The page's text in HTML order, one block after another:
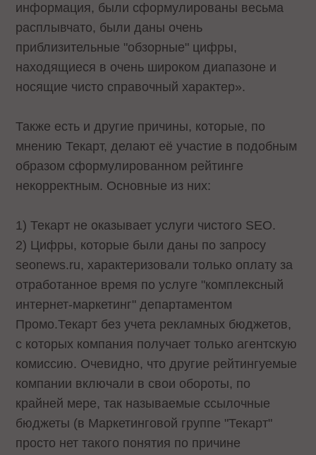
информация, были сформулированы весьма
расплывчато, были даны очень
приблизительные "обзорные" цифры,
находящиеся в очень широком диапазоне и
носящие чисто справочный характер».
Также есть и другие причины, которые, по
мнению Текарт, делают её участие в подобным
образом сформулированном рейтинге
некорректным. Основные из них:
1) Текарт не оказывает услуги чистого SEO.
2) Цифры, которые были даны по запросу
seonews.ru, характеризовали только оплату за
отработанное время по услуге "комплексный
интернет-маркетинг" департаментом
Промо.Текарт без учета рекламных бюджетов,
с которых компания получает только агентскую
комиссию. Очевидно, что другие рейтингуемые
компании включали в свои обороты, по
крайней мере, так называемые ссылочные
бюджеты (в Маркетинговой группе "Текарт"
просто нет такого понятия по причине